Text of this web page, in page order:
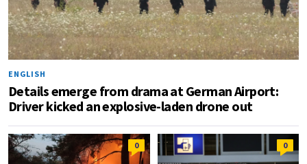
ENGLISH
Details emerge from drama at German Airport:
Driver kicked an explosive-laden drone out
0 0